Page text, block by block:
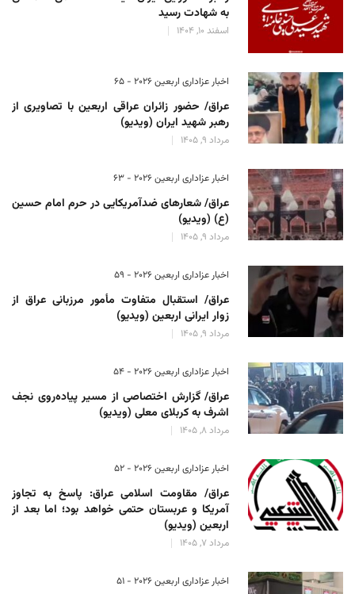
به شهادت رسید
اسفند 10, 1404
اخبار عزاداری اربعین ۲۰۲۶ - 65
عراق/ حضور زائران عراقی اربعین با تصاویری از
رهبر شهید ایران (ویدیو)
مرداد 9, 1405
اخبار عزاداری اربعین ۲۰۲۶ - 63
عراق/ شعارهای ضدآمریکایی در حرم امام حسین
(ع) (ویدیو)
مرداد 9, 1405
اخبار عزاداری اربعین ۲۰۲۶ - 59
عراق/ استقبال متفاوت مأمور مرزبانی عراق از
زوار ایرانی اربعین (ویدیو)
مرداد 9, 1405
اخبار عزاداری اربعین ۲۰۲۶ - 54
عراق/ گزارش اختصاصی از مسیر پیاده‌روی نجف
اشرف به کربلای معلی (ویدیو)
مرداد 8, 1405
اخبار عزاداری اربعین ۲۰۲۶ - 52
عراق/ مقاومت اسلامی عراق: پاسخ به تجاوز
آمریکا و عربستان حتمی خواهد بود؛ اما بعد از
اربعین (ویدیو)
مرداد 7, 1405
اخبار عزاداری اربعین ۲۰۲۶ - 51